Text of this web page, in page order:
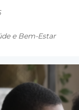
e Bem-Estar